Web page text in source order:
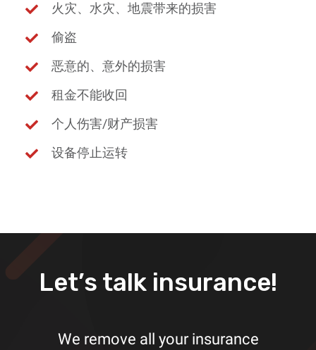
火灾、水灾、地震带来的损害
偷盗
恶意的、意外的损害
租金不能收回
个人伤害/财产损害
设备停止运转
Let’s talk insurance!
We remove all your insurance